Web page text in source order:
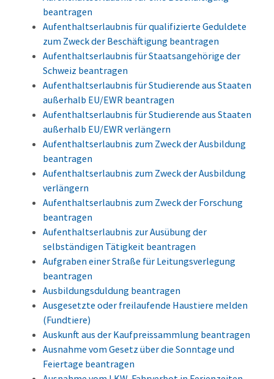
beantragen
Aufenthaltserlaubnis für qualifizierte Geduldete
zum Zweck der Beschäftigung beantragen
Aufenthaltserlaubnis für Staatsangehörige der
Schweiz beantragen
Aufenthaltserlaubnis für Studierende aus Staaten
außerhalb EU/EWR beantragen
Aufenthaltserlaubnis für Studierende aus Staaten
außerhalb EU/EWR verlängern
Aufenthaltserlaubnis zum Zweck der Ausbildung
beantragen
Aufenthaltserlaubnis zum Zweck der Ausbildung
verlängern
Aufenthaltserlaubnis zum Zweck der Forschung
beantragen
Aufenthaltserlaubnis zur Ausübung der
selbständigen Tätigkeit beantragen
Aufgraben einer Straße für Leitungsverlegung
beantragen
Ausbildungsduldung beantragen
Ausgesetzte oder freilaufende Haustiere melden
(Fundtiere)
Auskunft aus der Kaufpreissammlung beantragen
Ausnahme vom Gesetz über die Sonntage und
Feiertage beantragen